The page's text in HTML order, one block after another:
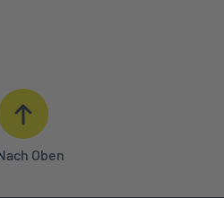
erfahren
Oben